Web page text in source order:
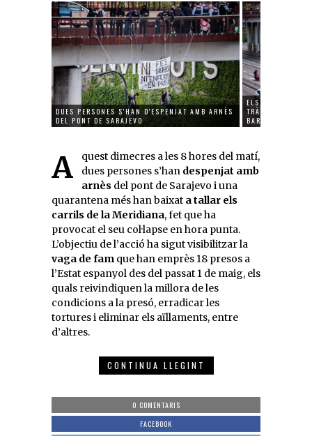
DUES PERSONES S'HAN D'ESPENJAT AMB ARNÈS
DEL PONT DE SARAJEVO
ELS
TRÀNSIT EN UNA
BARCELONA
Aquest dimecres a les 8 hores del matí, dues persones s’han despenjat amb
arnès del pont de Sarajevo i una
quarantena més han baixat a tallar els
carrils de la Meridiana, fet que ha
provocat el seu col·lapse en hora punta.
L’objectiu de l’acció ha sigut visibilitzar la
vaga de fam que han emprès 18 presos a
l’Estat espanyol des del passat 1 de maig, els
quals reivindiquen la millora de les
condicions a la presó, erradicar les
tortures i eliminar els aïllaments, entre
d’altres.
CONTINUA LLEGINT
0 COMENTARIS
FACEBOOK